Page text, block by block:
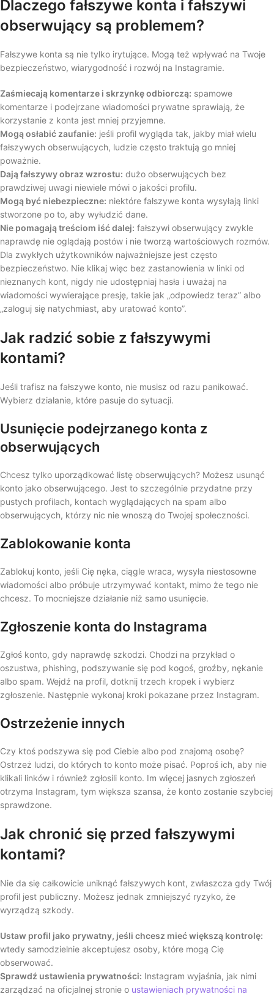
Dlaczego fałszywe konta i fałszywi
obserwujący są problemem?
Fałszywe konta są nie tylko irytujące. Mogą też wpływać na Twoje
bezpieczeństwo, wiarygodność i rozwój na Instagramie.
Zaśmiecają komentarze i skrzynkę odbiorczą: spamowe
komentarze i podejrzane wiadomości prywatne sprawiają, że
korzystanie z konta jest mniej przyjemne.
Mogą osłabić zaufanie: jeśli profil wygląda tak, jakby miał wielu
fałszywych obserwujących, ludzie często traktują go mniej
poważnie.
Dają fałszywy obraz wzrostu: dużo obserwujących bez
prawdziwej uwagi niewiele mówi o jakości profilu.
Mogą być niebezpieczne: niektóre fałszywe konta wysyłają linki
stworzone po to, aby wyłudzić dane.
Nie pomagają treściom iść dalej: fałszywi obserwujący zwykle
naprawdę nie oglądają postów i nie tworzą wartościowych rozmów.
Dla zwykłych użytkowników najważniejsze jest często
bezpieczeństwo. Nie klikaj więc bez zastanowienia w linki od
nieznanych kont, nigdy nie udostępniaj hasła i uważaj na
wiadomości wywierające presję, takie jak „odpowiedz teraz” albo
„zaloguj się natychmiast, aby uratować konto”.
Jak radzić sobie z fałszywymi
kontami?
Jeśli trafisz na fałszywe konto, nie musisz od razu panikować.
Wybierz działanie, które pasuje do sytuacji.
Usunięcie podejrzanego konta z
obserwujących
Chcesz tylko uporządkować listę obserwujących? Możesz usunąć
konto jako obserwującego. Jest to szczególnie przydatne przy
pustych profilach, kontach wyglądających na spam albo
obserwujących, którzy nic nie wnoszą do Twojej społeczności.
Zablokowanie konta
Zablokuj konto, jeśli Cię nęka, ciągle wraca, wysyła niestosowne
wiadomości albo próbuje utrzymywać kontakt, mimo że tego nie
chcesz. To mocniejsze działanie niż samo usunięcie.
Zgłoszenie konta do Instagrama
Zgłoś konto, gdy naprawdę szkodzi. Chodzi na przykład o
oszustwa, phishing, podszywanie się pod kogoś, groźby, nękanie
albo spam. Wejdź na profil, dotknij trzech kropek i wybierz
zgłoszenie. Następnie wykonaj kroki pokazane przez Instagram.
Ostrzeżenie innych
Czy ktoś podszywa się pod Ciebie albo pod znajomą osobę?
Ostrzeż ludzi, do których to konto może pisać. Poproś ich, aby nie
klikali linków i również zgłosili konto. Im więcej jasnych zgłoszeń
otrzyma Instagram, tym większa szansa, że konto zostanie szybciej
sprawdzone.
Jak chronić się przed fałszywymi
kontami?
Nie da się całkowicie uniknąć fałszywych kont, zwłaszcza gdy Twój
profil jest publiczny. Możesz jednak zmniejszyć ryzyko, że
wyrządzą szkody.
Ustaw profil jako prywatny, jeśli chcesz mieć większą kontrolę:
wtedy samodzielnie akceptujesz osoby, które mogą Cię
obserwować.
Sprawdź ustawienia prywatności: Instagram wyjaśnia, jak nimi
zarządzać na oficjalnej stronie o ustawieniach prywatności na